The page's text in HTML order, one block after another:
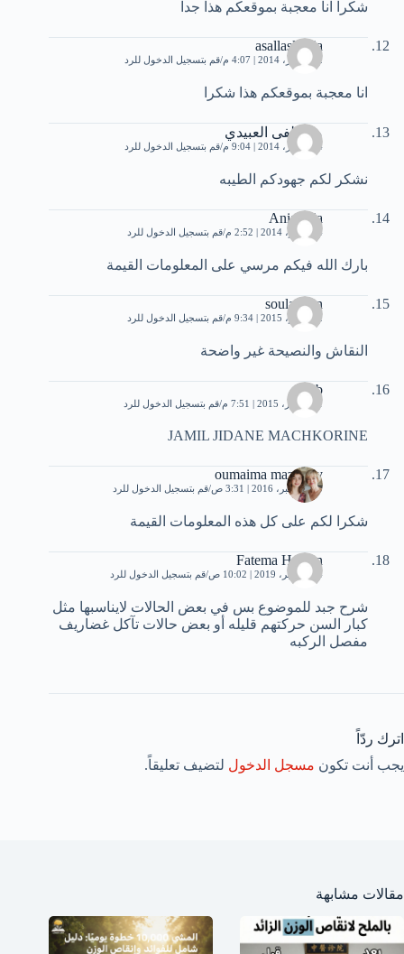
شكرا انا معجبة بموقعكم هذا جدا
asallaslamia
22 أكتوبر، 2014 | 4:07 م قم بتسجيل الدخول للرد
انا معجبة بموقعكم هذا شكرا
مصطفى العبيدي
24 أكتوبر، 2014 | 9:04 م قم بتسجيل الدخول للرد
نشكر لكم جهودكم الطيبه
Ania Mia
4 نوفمبر، 2014 | 2:52 م قم بتسجيل الدخول للرد
بارك الله فيكم مرسي على المعلومات القيمة
soulaiman
2 نوفمبر، 2015 | 9:34 م قم بتسجيل الدخول للرد
النقاش والنصيحة غير واضحة
akeb
1 ديسمبر، 2015 | 7:51 م قم بتسجيل الدخول للرد
JAMIL JIDANE MACHKORINE
oumaima mazouny
13 ديسمبر، 2016 | 3:31 ص قم بتسجيل الدخول للرد
شكرا لكم على كل هذه المعلومات القيمة
Fatema Hassan
14 سبتمبر، 2019 | 10:02 ص قم بتسجيل الدخول للرد
شرح جبد للموضوع بس في بعض الحالات لايناسبها مثل
كبار السن حركتهم قليله أو بعض حالات تآكل غضاريف
مفصل الركبه
اترك ردّاً
يجب أنت تكون مسجل الدخول لتضيف تعليقاً.
مقالات مشابهة